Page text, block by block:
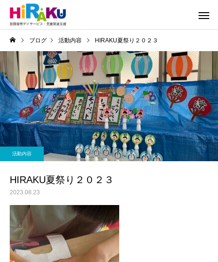
ブログ 活動内容 HIRAKU夏祭り２０２３
活動内容
HIRAKU夏祭り２０２３
2023.08.23